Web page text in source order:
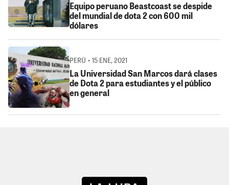
Equipo peruano Beastcoast se despide
del mundial de dota 2 con 600 mil
dólares
PERÚ • 15 ENE, 2021
La Universidad San Marcos dará clases
de Dota 2 para estudiantes y el público
en general